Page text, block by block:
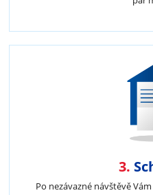
3.
Po nezávazné návštěvě